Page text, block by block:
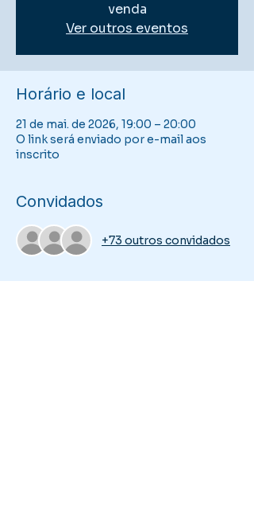
venda
Ver outros eventos
Horário e local
21 de mai. de 2026, 19:00 – 20:00
O link será enviado por e-mail aos
inscrito
Convidados
+73 outros convidados